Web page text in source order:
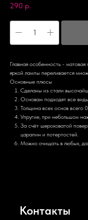
290 р.
Главная особенность -
яркой лампы переливается
Основные плюсы
Сделаны из стали
Основам подходят все
Толщина всех основ всего
Упругие, при небольшом
За счёт шероховатой
царапин и потертостей.
Можно очищать в любых,
Контакты